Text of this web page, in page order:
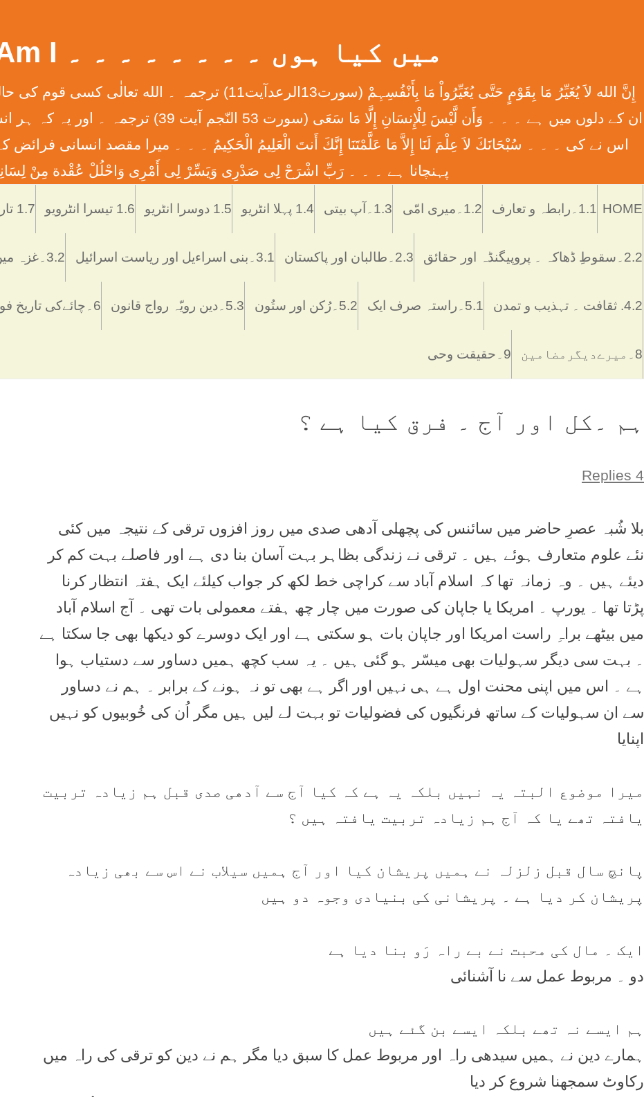
میں کیا ہوں ۔ ۔ ۔ ۔ ۔ ۔ ۔ ۔ What Am I
إِنَّ الله لاَ يُغَيِّرُ مَا بِقَوْمٍ حَتَّی يُغَيِّرُواْ مَا بِأَنْفُسِہِمْ
ان کے دلوں میں ہے ۔ ۔ ۔ وَأَن لَّيْسَ لِلْإِنسَانِ إِلَّا
اس نے کی ۔ ۔ ۔ سُبْحَانَكَ لاَ عِلْمَ لَنَا إِلاَّ مَا عَلَّمْتَنَا إِنَّكَ أَنتَ الْعَلِيمُ الْحَكِيمُ ۔ ۔ ۔ ميرا مقصد انسانی فرائض
پہنچانا ہے ۔ ۔ ۔ رَبِّ اشْرَحْ لِی صَدْرِی وَيَسِّرْ لِی أَمْرِی وَاحْلُلْ عُقْدة مِنْ
to
content
HOME 1.1۔رابطہ و تعارف 1.2۔میری امّی 1.3۔آپ بیتی 1.4 پہلا انٹریو 1.5 دوسرا انٹریو 1.6 تیسرا انٹرویو 1.7 تاریخ اُردو بلاگنگ
2.2۔سقوطِ ڈھاکہ ۔ پروپیگنڈہ اور حقائق 2.3۔طالبان اور پاکستان 3.1۔بنی اسراءیل اور ریاست اسرائیل 3.2۔غزہ ميں اسرائيلی دہشتگردی
4.2. ثقافت ۔ تہذیب و تمدن 5.1۔راستہ صرف ایک 5.2۔رُکن اور ستُون 5.3۔دین رویّہ رواج قانون 6۔چائےکی تاریخ فوائد و نقصانات
8۔میرےدیگرمضامین 9۔حقیقت وحی
ہم ۔کل اور آج ۔ فرق کيا ہے ؟
4 Replies
بلا شُبہ عصرِ حاضر ميں سائنس کی پچھلی آدھی صدی ميں روز افزوں ترقی کے نتيجہ ميں کئی
نئے علوم متعارف ہوئے ہيں ۔ ترقی نے زندگی بظاہر بہت آسان بنا دی ہے اور فاصلے بہت کم کر
ديئے ہيں ۔ وہ زمانہ تھا کہ اسلام آباد سے کراچی خط لکھ کر جواب کيلئے ايک ہفتہ انتظار کرنا
پڑتا تھا ۔ يورپ ۔ امريکا يا جاپان کی صورت ميں چار چھ ہفتے معمولی بات تھی ۔ آج اسلام آباد
ميں بيٹھے براہِ راست امريکا اور جاپان بات ہو سکتی ہے اور ايک دوسرے کو ديکھا بھی جا سکتا ہے
۔ بہت سی ديگر سہوليات بھی ميسّر ہو گئی ہيں ۔ يہ سب کچھ ہميں دساور سے دستياب ہوا
ہے ۔ اس ميں اپنی محنت اول ہے ہی نہيں اور اگر ہے بھی تو نہ ہونے کے برابر ۔ ہم نے دساور
سے ان سہوليات کے ساتھ فرنگيوں کی فضوليات تو بہت لے ليں ہيں مگر اُن کی خُوبيوں کو نہيں
اپنايا
ميرا موضوع البتہ يہ نہيں بلکہ يہ ہے کہ کيا آج سے آدھی صدی قبل ہم زيادہ تربيت
يافتہ تھے يا کہ آج ہم زيادہ تربيت يافتہ ہيں ؟
پانچ سال قبل زلزلہ نے ہميں پريشان کيا اور آج ہميں سيلاب نے اس سے بھی زيادہ
پريشان کر ديا ہے ۔ پريشانی کی بنيادی وجوہ دو ہيں
ايک ۔ مال کی محبت نے بے راہ رَو بنا ديا ہے
دو ۔ مربوط عمل سے نا آشنائی
ہم ايسے نہ تھے بلکہ ايسے بن گئے ہيں
ہمارے دين نے ہميں سيدھی راہ اور مربوط عمل کا سبق ديا مگر ہم نے دين کو ترقی کی راہ ميں
رکاوٹ سمجھنا شروع کر ديا